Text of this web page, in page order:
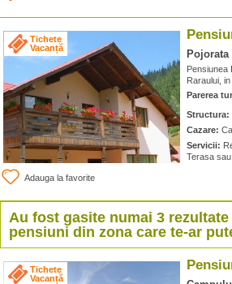
Tichete
Vacanță
Adauga la favorite
Pojorata
Pensiunea
Raraului,
Parerea
Structura:
Cazare:
Servicii:
Terasa
Au fost gasite numai 3 rezultate
pensiuni din zona care te-ar
Tichete
Vacanță